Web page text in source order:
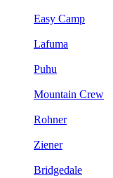
Easy Camp
Lafuma
Puhu
Mountain Crew
Rohner
Ziener
Bridgedale